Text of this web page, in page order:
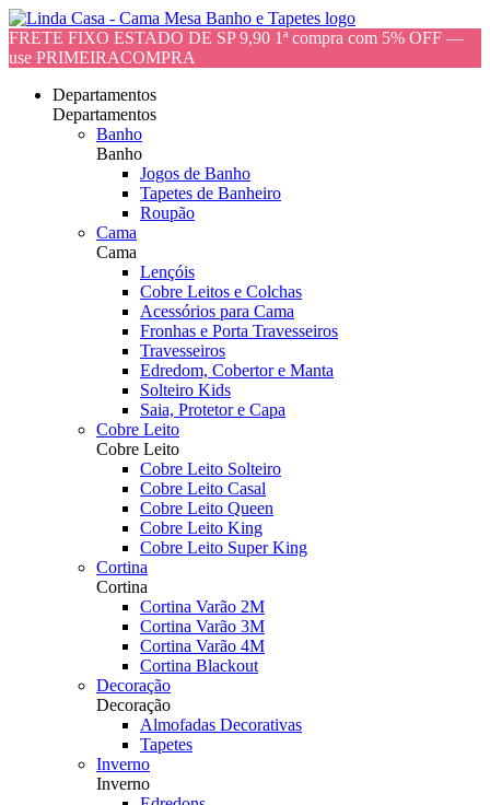
FRETE FIXO ESTADO DE SP 9,90 1ª compra com 5% OFF —
use PRIMEIRACOMPRA
Departamentos
Departamentos
Banho
Banho
Jogos de Banho
Tapetes de Banheiro
Roupão
Cama
Cama
Lençóis
Cobre Leitos e Colchas
Acessórios para Cama
Fronhas e Porta Travesseiros
Travesseiros
Edredom, Cobertor e Manta
Solteiro Kids
Saia, Protetor e Capa
Cobre Leito
Cobre Leito
Cobre Leito Solteiro
Cobre Leito Casal
Cobre Leito Queen
Cobre Leito King
Cobre Leito Super King
Cortina
Cortina
Cortina Varão 2M
Cortina Varão 3M
Cortina Varão 4M
Cortina Blackout
Decoração
Decoração
Almofadas Decorativas
Tapetes
Inverno
Inverno